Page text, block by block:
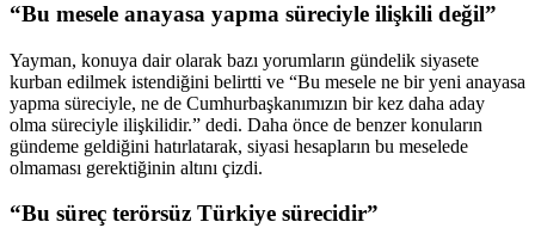
“Bu mesele anayasa yapma süreciyle ilişkili değil”
Yayman, konuya dair olarak bazı yorumların gündelik siyasete
kurban edilmek istendiğini belirtti ve “Bu mesele ne bir yeni anayasa
yapma süreciyle, ne de Cumhurbaşkanımızın bir kez daha aday
olma süreciyle ilişkilidir.” dedi. Daha önce de benzer konuların
gündeme geldiğini hatırlatarak, siyasi hesapların bu meselede
olmaması gerektiğinin altını çizdi.
“Bu süreç terörsüz Türkiye sürecidir”